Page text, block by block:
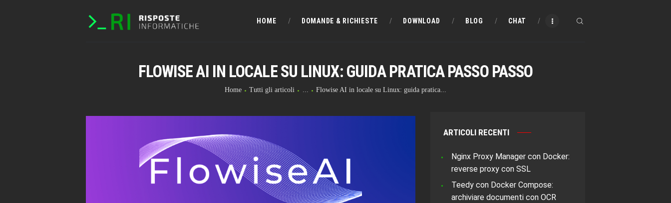
HOME DOMANDE & RICHIESTE DOWNLOAD BLOG CHAT
FLOWISE AI IN LOCALE SU LINUX: GUIDA PRATICA PASSO PASSO
Home Tutti gli articoli ... Flowise AI in locale su Linux: guida pratica...
HOME
DOWNLOAD
CHAT
FORUM
INFO
ARTICOLI RECENTI
Nginx Proxy Manager con Docker:
reverse proxy con SSL
Teedy con Docker Compose:
archiviare documenti con OCR